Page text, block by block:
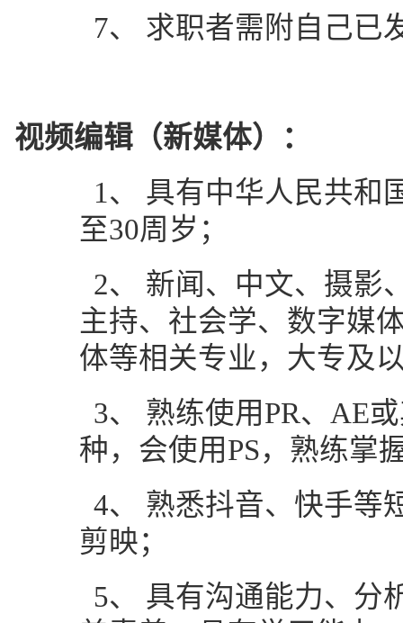
7、 求职者需附自己已
视频编辑（新媒体）：
1、 具有中华人民共和
至30周岁；
2、 新闻、中文、 摄影
主持、社会学、数字媒
体等相关专业， 大专及
3、 熟练使用PR、AE
种，会使用PS，熟练掌
4、 熟悉抖音、快手等
剪映；
5、 具有沟通能力、分